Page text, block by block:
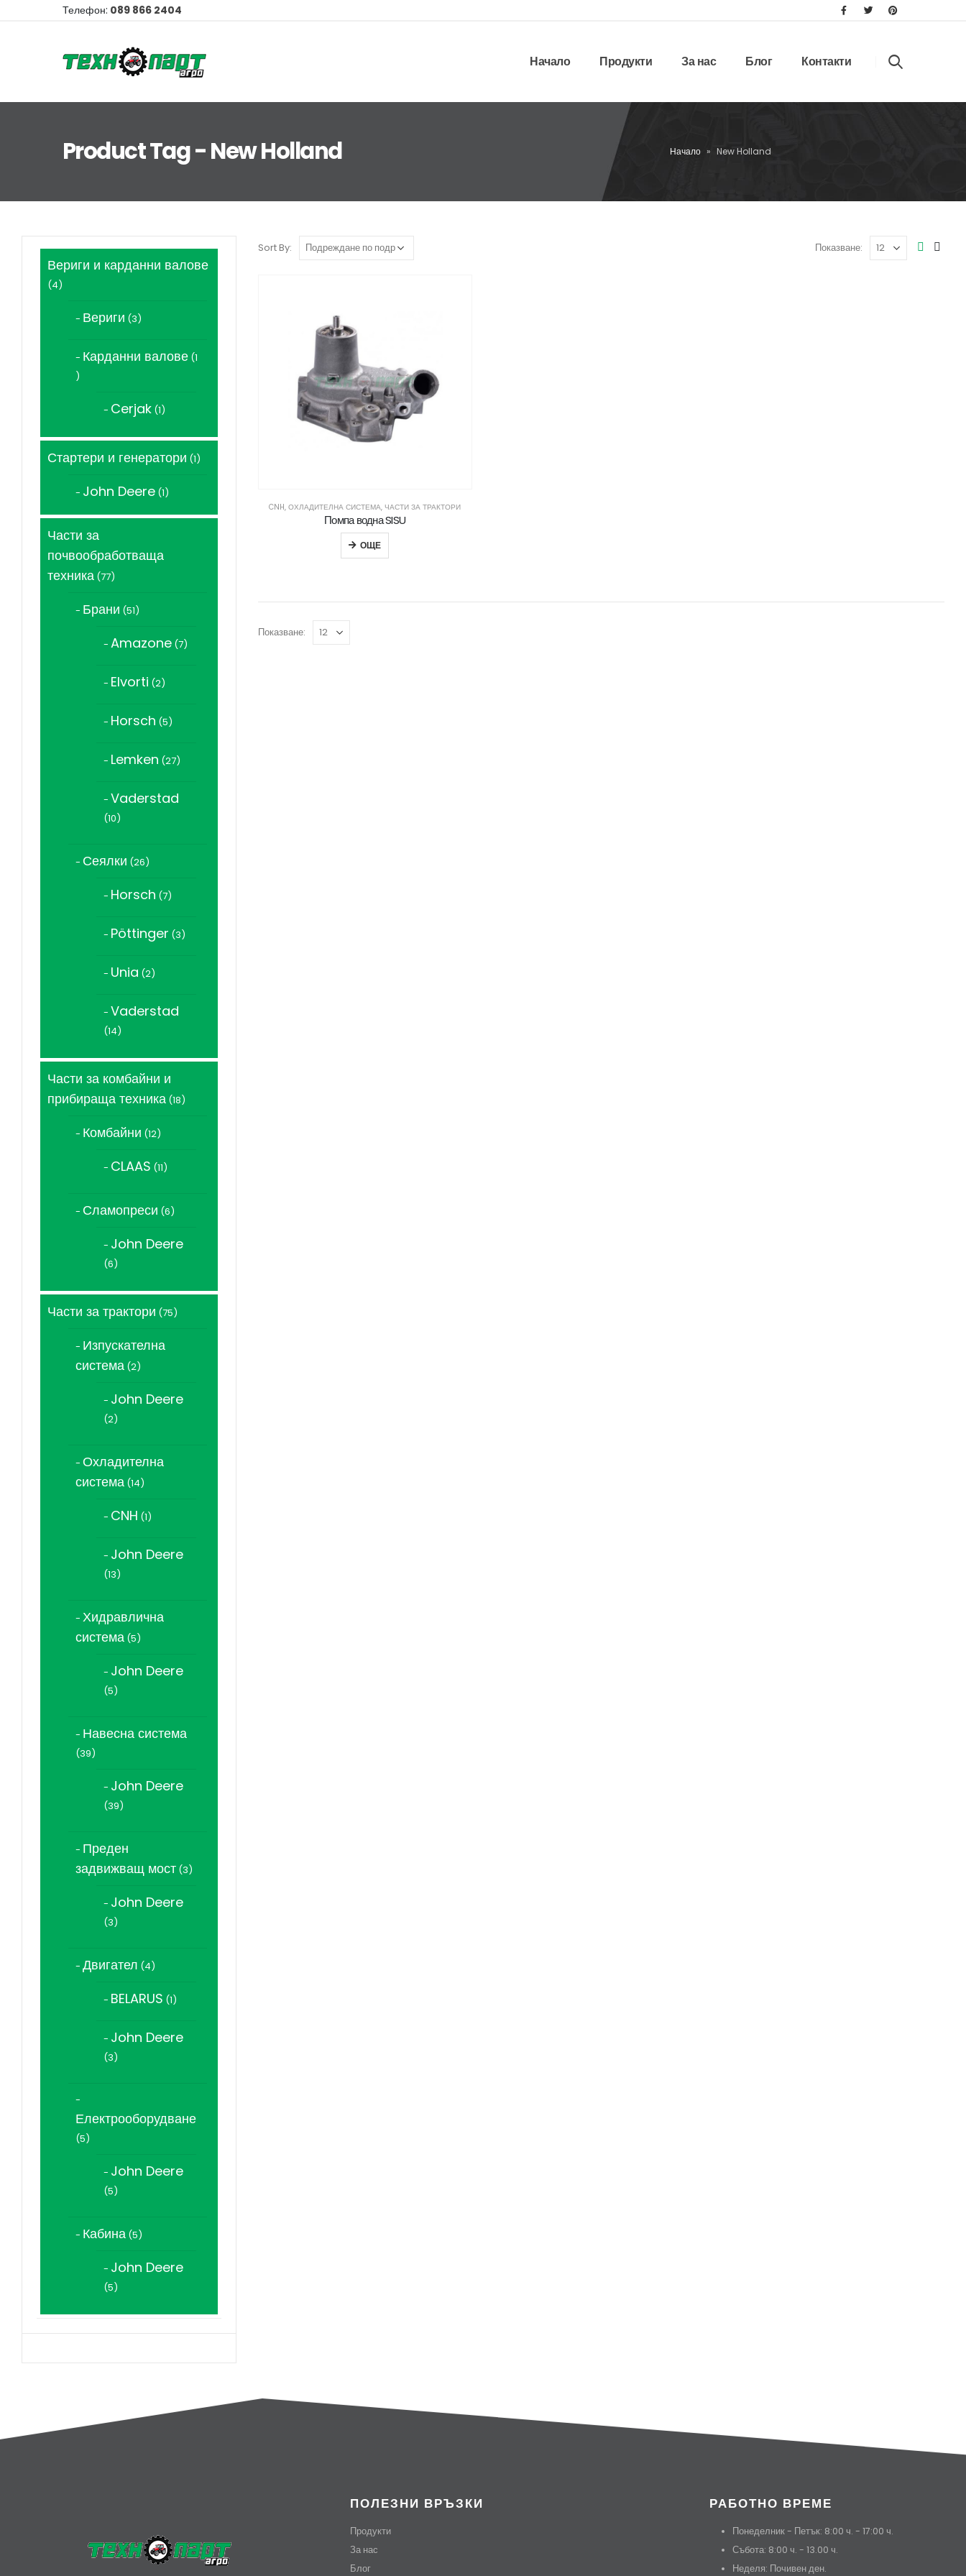
Телефон: 089 866 2404
Начало Продукти За нас Блог Контакти
Product Tag - New Holland Начало » New Holland
Sort By: Показване:
CNH,ОХЛАДИТЕЛНА СИСТЕМА,ЧАСТИ ЗА ТРАКТОРИ
Помпа водна SISU
ОЩЕ
Показване:
Вериги и карданни валове
44
Вериги 33
Карданни валове 1
1
Cerjak 11
Стартери и генератори 11
John Deere 11
Части за
почвообработваща
техника 7777
Брани 5151
Amazone 77
Elvorti 22
Horsch 55
Lemken 2727
Vaderstad
1010
Сеялки 2626
Horsch 77
Pöttinger 33
Unia 22
Vaderstad
1414
Части за комбайни и
прибираща техника 1818
Комбайни 1212
CLAAS 1111
Сламопреси 66
John Deere
66
Части за трактори 7575
Изпускателна
система 22
John Deere
22
Охладителна
система 1414
CNH 11
John Deere
1313
Хидравлична
система 55
John Deere
55
Навесна система
3939
John Deere
3939
Преден
задвижващ мост 33
John Deere
33
Двигател 44
BELARUS 11
John Deere
33
Електрооборудване
55
John Deere
55
Кабина 55
John Deere
55
ПОЛЕЗНИ ВРЪЗКИ
Продукти
За нас
Блог
РАБОТНО ВРЕМЕ
Понеделник - Петък: 8:00 ч. - 17:00 ч.
Събота: 8:00 ч. - 13.00 ч.
Неделя: Почивен ден.